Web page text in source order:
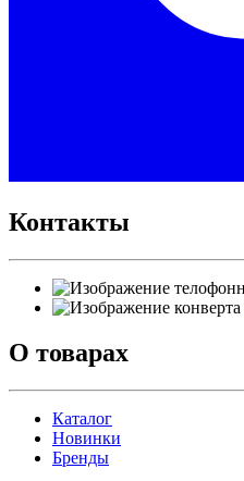
Контакты
О товарах
Каталог
Новинки
Бренды